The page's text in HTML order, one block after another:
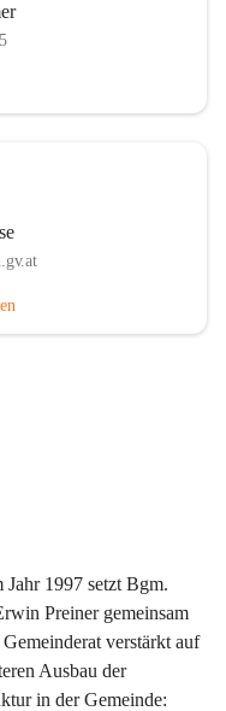
Jahr 1997 setzt Bgm.
Preiner gemeinsam
verstärkt auf
Ausbau der
in der Gemeinde: